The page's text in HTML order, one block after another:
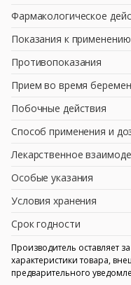
Фармакологическое
Показания к применению
Противопоказания
Прием во время
Побочные действия
Способ применения и
Лекарственное
Особые указания
Условия хранения
Срок годности
Производитель оставляет
характеристики товара,
предварительного